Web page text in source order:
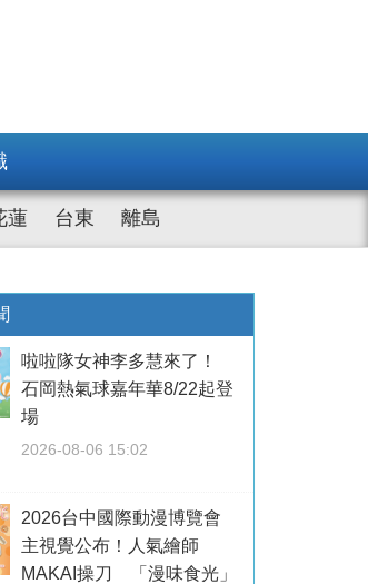
蓮 台東 離島
啦啦隊女神李多慧來了！
石岡熱氣球嘉年華8/22起登
場
2026-08-06 15:02
2026台中國際動漫博覽會
主視覺公布！人氣繪師
MAKAI操刀 「漫味食光」